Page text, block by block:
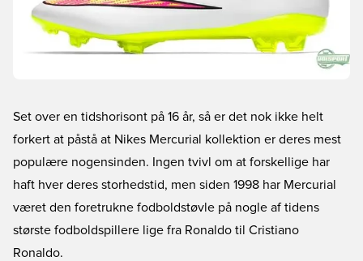
Set over en tidshorisont på 16 år, så er det nok ikke helt
forkert at påstå at Nikes Mercurial kollektion er deres mest
populære nogensinden. Ingen tvivl om at forskellige har
haft hver deres storhedstid, men siden 1998 har Mercurial
været den foretrukne fodboldstøvle på nogle af tidens
største fodboldspillere lige fra Ronaldo til Cristiano
Ronaldo.